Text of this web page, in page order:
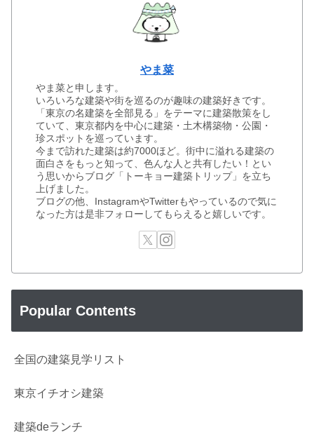
やま菜
やま菜と申します。
いろいろな建築や街を巡るのが趣味の建築好きです。
「東京の名建築を全部見る」をテーマに建築散策をし
ていて、東京都内を中心に建築・土木構築物・公園・
珍スポットを巡っています。
今まで訪れた建築は約7000ほど。街中に溢れる建築の
面白さをもっと知って、色んな人と共有したい！とい
う思いからブログ「トーキョー建築トリップ」を立ち
上げました。
ブログの他、InstagramやTwitterもやっているので気に
なった方は是非フォローしてもらえると嬉しいです。
Popular Contents
全国の建築見学リスト
東京イチオシ建築
建築deランチ